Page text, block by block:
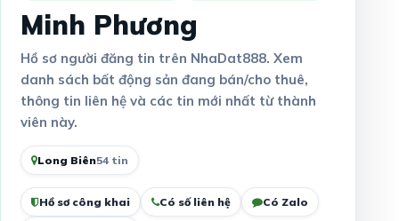
Minh Phương
Hồ sơ người đăng tin trên NhaDat888. Xem
danh sách bất động sản đang bán/cho thuê,
thông tin liên hệ và các tin mới nhất từ thành
viên này.
Long Biên54 tin
Hồ sơ công khai Có số liên hệ Có Zalo